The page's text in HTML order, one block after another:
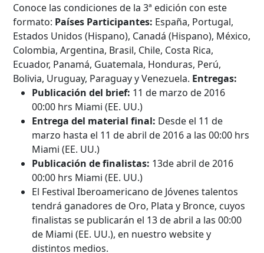
Conoce las condiciones de la 3ª edición con este
formato: Países Participantes: España, Portugal,
Estados Unidos (Hispano), Canadá (Hispano), México,
Colombia, Argentina, Brasil, Chile, Costa Rica,
Ecuador, Panamá, Guatemala, Honduras, Perú,
Bolivia, Uruguay, Paraguay y Venezuela. Entregas:
Publicación del brief: 11 de marzo de 2016
00:00 hrs Miami (EE. UU.)
Entrega del material final: Desde el 11 de
marzo hasta el 11 de abril de 2016 a las 00:00 hrs
Miami (EE. UU.)
Publicación de finalistas: 13de abril de 2016
00:00 hrs Miami (EE. UU.)
El Festival Iberoamericano de Jóvenes talentos
tendrá ganadores de Oro, Plata y Bronce, cuyos
finalistas se publicarán el 13 de abril a las 00:00
de Miami (EE. UU.), en nuestro website y
distintos medios.